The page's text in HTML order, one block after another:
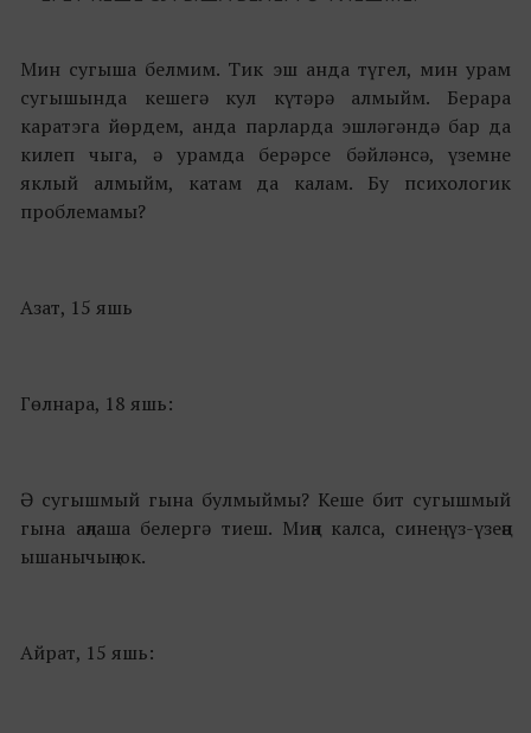
Мин сугыша белмим. Тик эш анда түгел, мин урам
сугышында кешегә кул күтәрә алмыйм. Берара
каратэга йөрдем, анда парларда эшләгәндә бар да
килеп чыга, ә урамда берәрсе бәйләнсә, үземне
яклый алмыйм, катам да калам. Бу психологик
проблемамы?
Азат, 15 яшь
Гөлнара, 18 яшь:
Ә сугышмый гына булмыймы? Кеше бит сугышмый
гына аңлаша белергә тиеш. Миңа калса, синең үз-үзеңә
ышанычың юк.
Айрат, 15 яшь: